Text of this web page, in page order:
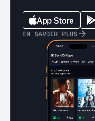
EN SAVOIR PLUS